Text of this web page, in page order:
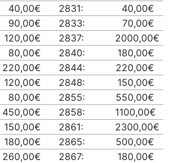
40,00€ 2831:
40,00€
90,00€ 2833:
70,00€
120,00€ 2837:
2000,00€
80,00€ 2840:
180,00€
220,00€ 2844:
220,00€
120,00€ 2848:
150,00€
80,00€ 2855:
550,00€
450,00€ 2858:
1100,00€
150,00€ 2861:
2300,00€
180,00€ 2865:
500,00€
260,00€ 2867: 180,00€